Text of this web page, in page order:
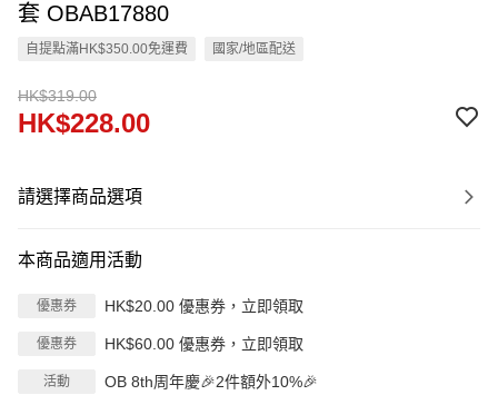
套 OBAB17880
自提點滿HK$350.00免運費 國家/地區配送
HK$319.00
HK$228.00
請選擇商品選項
本商品適用活動
優惠券 HK$20.00 優惠券，立即領取
優惠券 HK$60.00 優惠券，立即領取
活動 OB 8th周年慶🎉2件額外10%🎉